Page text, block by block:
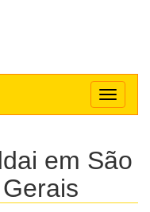
Toggle
em São